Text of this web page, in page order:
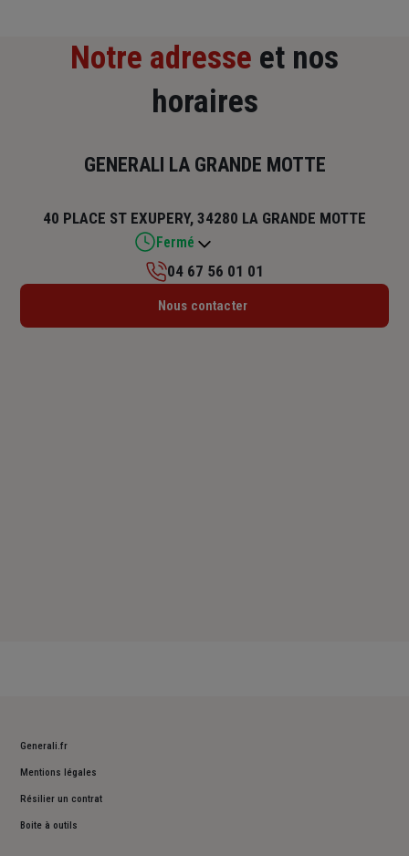
Notre adresse et nos
horaires
GENERALI LA GRANDE MOTTE
40 PLACE ST EXUPERY, 34280 LA GRANDE MOTTE
Fermé
Lundi : 09h – 12h
04 67 56 01 01
Nous contacter
Generali.fr
Mentions légales
Résilier un contrat
Boite à outils